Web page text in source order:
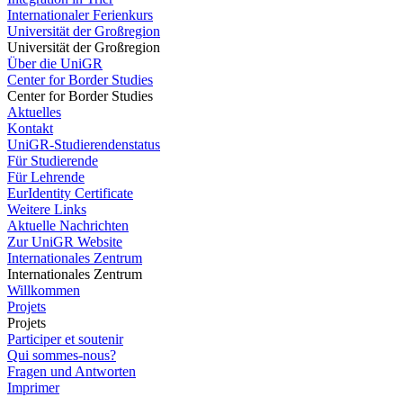
Internationaler Ferienkurs
Universität der Großregion
Universität der Großregion
Über die UniGR
Center for Border Studies
Center for Border Studies
Aktuelles
Kontakt
UniGR-Studierendenstatus
Für Studierende
Für Lehrende
EurIdentity Certificate
Weitere Links
Aktuelle Nachrichten
Zur UniGR Website
Internationales Zentrum
Internationales Zentrum
Willkommen
Projets
Projets
Participer et soutenir
Qui sommes-nous?
Fragen und Antworten
Imprimer